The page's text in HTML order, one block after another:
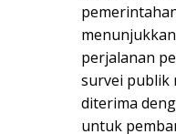
perjalanan
survei publik
diterima
untuk